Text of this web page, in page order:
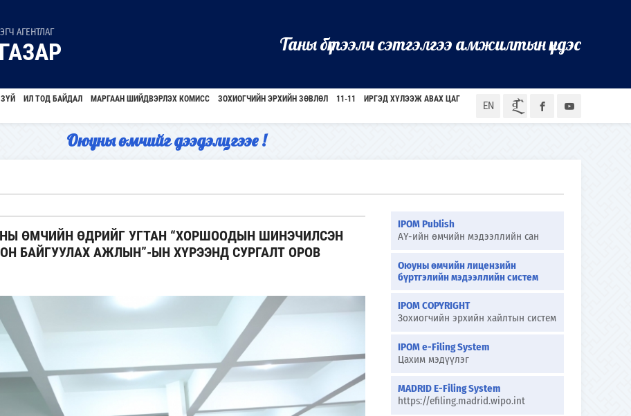
АГЕНТЛАГ
Таны бүтээлч сэтгэлгээ амжилтын үндэс
EN ᠮᠣᠨ
ИЛ ТОД БАЙДАЛ МАРГААН ШИЙДВЭРЛЭХ КОМИСС ЗОХИОГЧИЙН ЭРХИЙН ЗӨВЛӨЛ 11-11 ИРГЭД ХҮЛЭЭЖ АВАХ ЦАГ
Оюуны өмчийг дээдэлцгээе !
ӨМЧИЙН ӨДРИЙГ УГТАН “ХОРШООДЫН ШИНЭЧИЛСЭН
БАЙГУУЛАХ АЖЛЫН”-ЫН ХҮРЭЭНД СУРГАЛТ ОРОВ
IPOM Publish
АҮ-ийн өмчийн мэдээллийн сан
Оюуны өмчийн лицензийн
бүртгэлийн мэдээллийн систем
IPOM COPYRIGHT
Зохиогчийн эрхийн хайлтын систем
IPOM e-Filing System
Цахим мэдүүлэг
MADRID E-Filing System
https://efiling.madrid.wipo.int